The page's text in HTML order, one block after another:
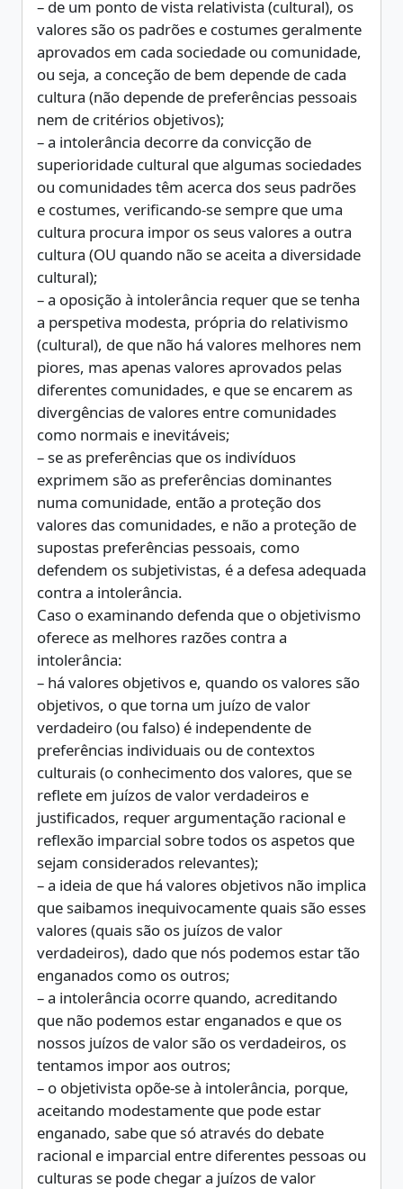
– de um ponto de vista relativista (cultural), os
valores são os padrões e costumes geralmente
aprovados em cada sociedade ou comunidade,
ou seja, a conceção de bem depende de cada
cultura (não depende de preferências pessoais
nem de critérios objetivos);
– a intolerância decorre da convicção de
superioridade cultural que algumas sociedades
ou comunidades têm acerca dos seus padrões
e costumes, verificando-se sempre que uma
cultura procura impor os seus valores a outra
cultura (OU quando não se aceita a diversidade
cultural);
– a oposição à intolerância requer que se tenha
a perspetiva modesta, própria do relativismo
(cultural), de que não há valores melhores nem
piores, mas apenas valores aprovados pelas
diferentes comunidades, e que se encarem as
divergências de valores entre comunidades
como normais e inevitáveis;
– se as preferências que os indivíduos
exprimem são as preferências dominantes
numa comunidade, então a proteção dos
valores das comunidades, e não a proteção de
supostas preferências pessoais, como
defendem os subjetivistas, é a defesa adequada
contra a intolerância.
Caso o examinando defenda que o objetivismo
oferece as melhores razões contra a
intolerância:
– há valores objetivos e, quando os valores são
objetivos, o que torna um juízo de valor
verdadeiro (ou falso) é independente de
preferências individuais ou de contextos
culturais (o conhecimento dos valores, que se
reflete em juízos de valor verdadeiros e
justificados, requer argumentação racional e
reflexão imparcial sobre todos os aspetos que
sejam considerados relevantes);
– a ideia de que há valores objetivos não implica
que saibamos inequivocamente quais são esses
valores (quais são os juízos de valor
verdadeiros), dado que nós podemos estar tão
enganados como os outros;
– a intolerância ocorre quando, acreditando
que não podemos estar enganados e que os
nossos juízos de valor são os verdadeiros, os
tentamos impor aos outros;
– o objetivista opõe-se à intolerância, porque,
aceitando modestamente que pode estar
enganado, sabe que só através do debate
racional e imparcial entre diferentes pessoas ou
culturas se pode chegar a juízos de valor